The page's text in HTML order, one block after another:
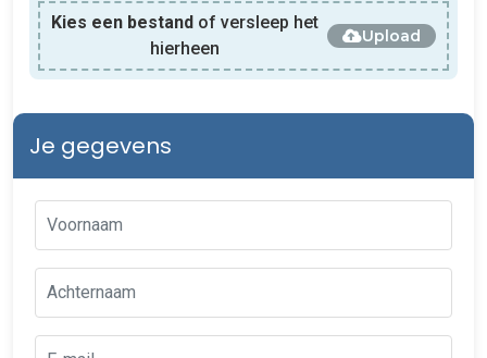
Kies een bestand of versleep het
hierheen
Upload
Je gegevens